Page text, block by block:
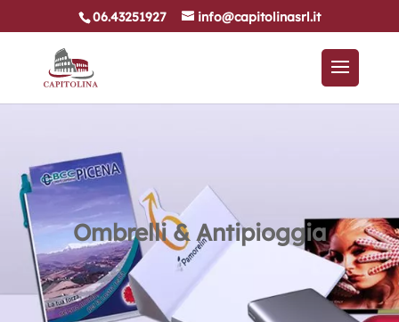
06.43251927 info@capitolinasrl.it
Ombrelli & Antipioggia